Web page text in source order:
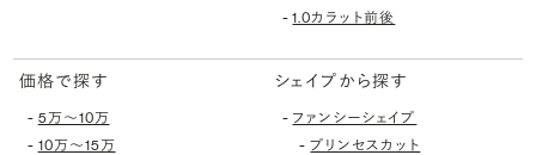
-1.0カラット前後
価格で探す
- 5万〜10万
- 10万〜15万
シェイプから探す
- ファンシーシェイプ
-プリンセスカット